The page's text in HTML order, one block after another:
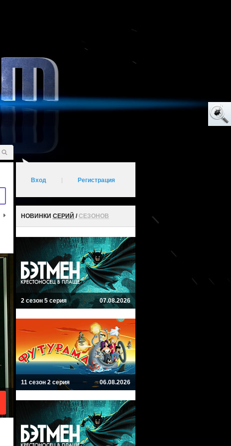
Вход Регистрация
НОВИНКИ СЕРИЙ /СЕЗОНОВ
2 сезон 5 серия 07.08.2026
11 сезон 2 серия 06.08.2026